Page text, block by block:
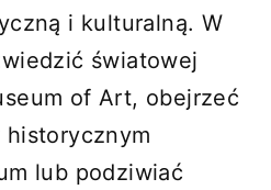
i kulturalną. W
światowej
of Art, obejrzeć
lub podziwiać